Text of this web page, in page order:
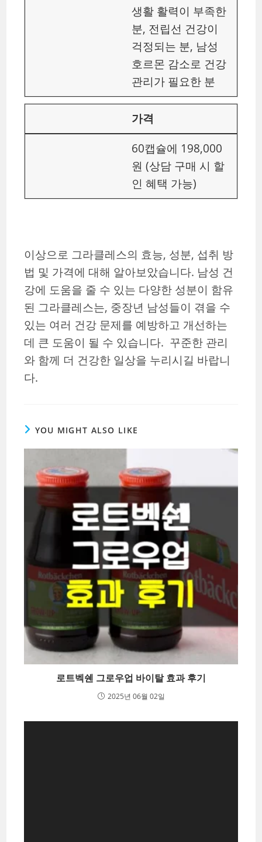
생활 활력이 부족한
분, 전립선 건강이
걱정되는 분, 남성
호르몬 감소로 건강
관리가 필요한 분
가격
60캡슐에 198,000
원 (상담 구매 시 할
인 혜택 가능)
이상으로 그라클레스의 효능, 성분, 섭취 방
법 및 가격에 대해 알아보았습니다. 남성 건
강에 도움을 줄 수 있는 다양한 성분이 함유
된 그라클레스는, 중장년 남성들이 겪을 수
있는 여러 건강 문제를 예방하고 개선하는
데 큰 도움이 될 수 있습니다. 꾸준한 관리
와 함께 더 건강한 일상을 누리시길 바랍니
다.
YOU MIGHT ALSO LIKE
로트벡쉔 그로우업 바이탈 효과 후기
2025년 06월 02일